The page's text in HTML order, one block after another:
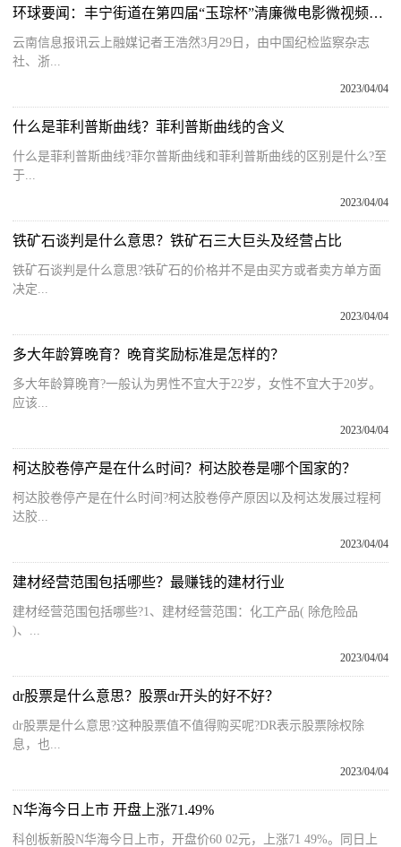
环球要闻：丰宁街道在第四届“玉琮杯”清廉微电影微视频大赛获得入围奖
云南信息报讯云上融媒记者王浩然3月29日，由中国纪检监察杂志
社、浙...
2023/04/04
什么是菲利普斯曲线？菲利普斯曲线的含义
什么是菲利普斯曲线?菲尔普斯曲线和菲利普斯曲线的区别是什么?至
于...
2023/04/04
铁矿石谈判是什么意思？铁矿石三大巨头及经营占比
铁矿石谈判是什么意思?铁矿石的价格并不是由买方或者卖方单方面
决定...
2023/04/04
多大年龄算晚育？晚育奖励标准是怎样的？
多大年龄算晚育?一般认为男性不宜大于22岁，女性不宜大于20岁。
应该...
2023/04/04
柯达胶卷停产是在什么时间？柯达胶卷是哪个国家的？
柯达胶卷停产是在什么时间?柯达胶卷停产原因以及柯达发展过程柯
达胶...
2023/04/04
建材经营范围包括哪些？最赚钱的建材行业
建材经营范围包括哪些?1、建材经营范围：化工产品( 除危险品
)、...
2023/04/04
dr股票是什么意思？股票dr开头的好不好？
dr股票是什么意思?这种股票值不值得购买呢?DR表示股票除权除
息，也...
2023/04/04
N华海今日上市 开盘上涨71.49%
科创板新股N华海今日上市，开盘价60 02元，上涨71 49%。同日上